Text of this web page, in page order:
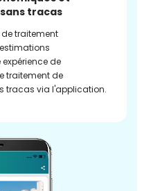
tracas
traitement
de
traitement de
tracas via l'application.